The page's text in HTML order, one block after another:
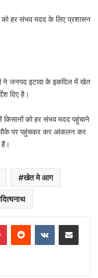
को हर संभव मदद के लिए प्रशासन
ने जनपद इटावा के इकदिल में खेत
दिए है।
को हर संभव मदद पहुंचाने
मौके पर पहुंचकर कर आंकलन कर
खेत मे आग
PinterestReddit VKontakteShare via Email